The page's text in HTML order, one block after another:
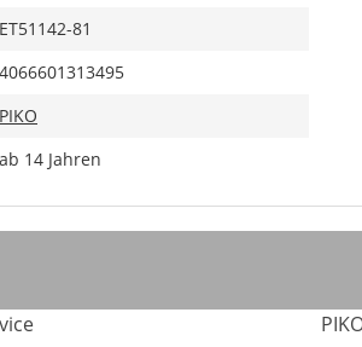
ET51142-81
4066601313495
PIKO
ab 14 Jahren